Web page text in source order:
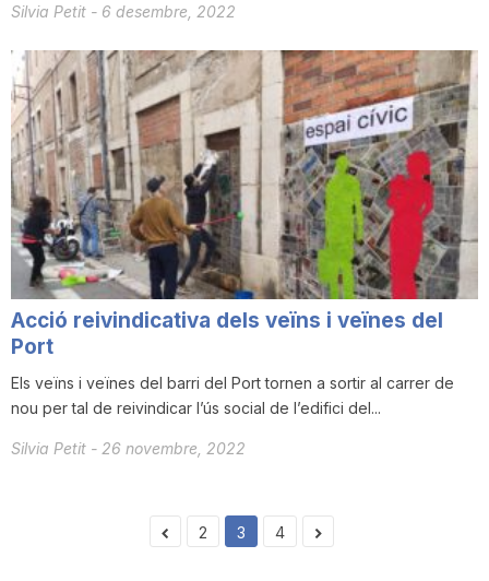
Silvia Petit - 6 desembre, 2022
Acció reivindicativa dels veïns i veïnes del
Port
Els veïns i veïnes del barri del Port tornen a sortir al carrer de
nou per tal de reivindicar l’ús social de l’edifici del...
Silvia Petit - 26 novembre, 2022
2 3 4